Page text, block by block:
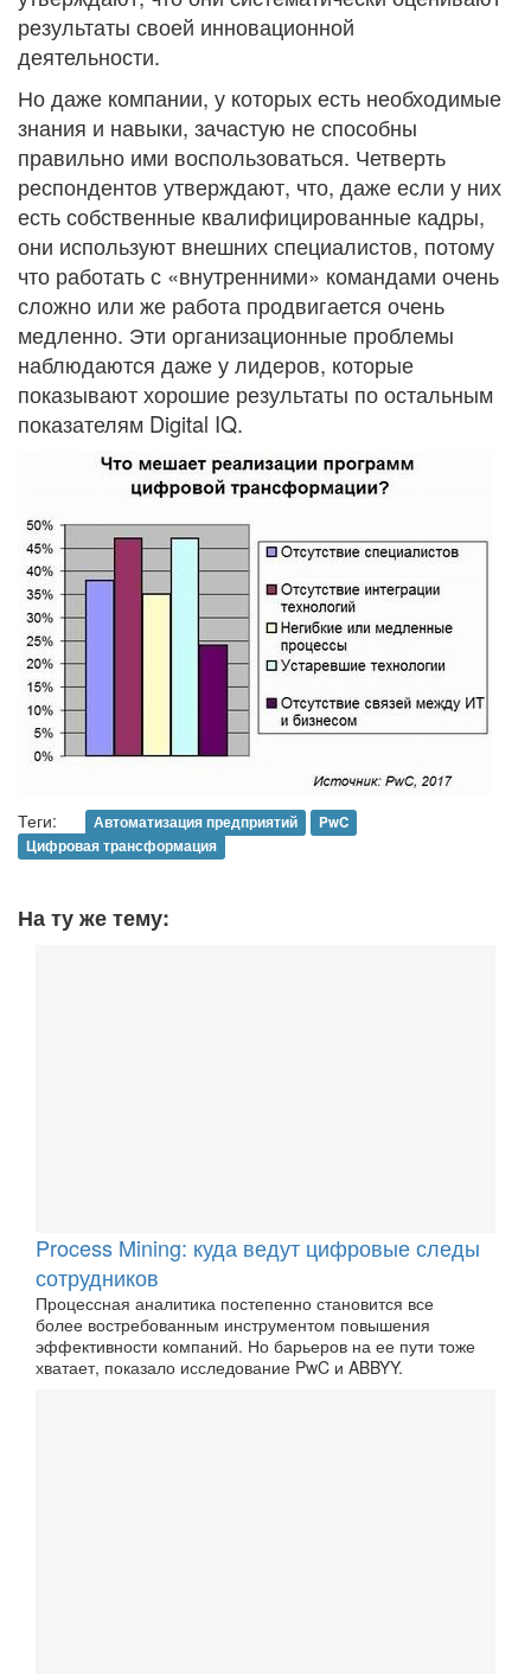
результаты своей инновационной
деятельности.
Но даже компании, у которых есть необходимые
знания и навыки, зачастую не способны
правильно ими воспользоваться. Четверть
респондентов утверждают, что, даже если у них
есть собственные квалифицированные кадры,
они используют внешних специалистов, потому
что работать с «внутренними» командами очень
сложно или же работа продвигается очень
медленно. Эти организационные проблемы
наблюдаются даже у лидеров, которые
показывают хорошие результаты по остальным
показателям Digital IQ.
Теги: Автоматизация предприятий
PwC
Цифровая трансформация
На ту же тему:
Process Mining: куда ведут цифровые следы
сотрудников
Процессная аналитика постепенно становится все
более востребованным инструментом повышения
эффективности компаний. Но барьеров на ее пути тоже
хватает, показало исследование PwC и ABBYY.